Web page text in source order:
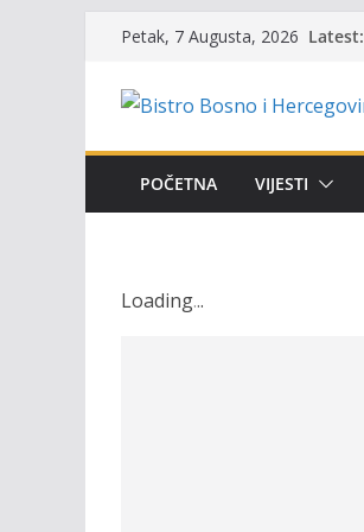
content
Petak, 7 Augusta, 2026 Latest:
POČETNA VIJESTI
Loading...